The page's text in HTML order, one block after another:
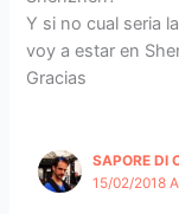
Y si no cual seria
voy a estar en
Gracias
SAPORE DI
15/02/2018